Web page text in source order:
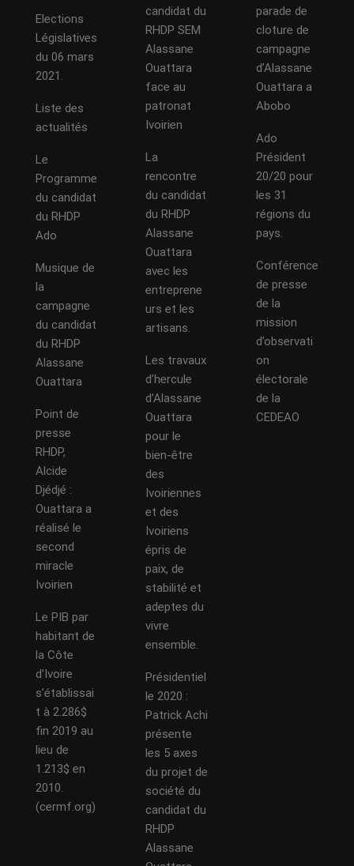
Elections
Législatives
du 06 mars
2021.
Liste des
actualités
Le
Programme
du candidat
du RHDP
Ado
Musique de
la
campagne
du candidat
du RHDP
Alassane
Ouattara
Point de
presse
RHDP,
Alcide
Djédjé :
Ouattara a
réalisé le
second
miracle
Ivoirien
Le PIB par
habitant de
la Côte
d’Ivoire
s’établissai
t à 2.286$
fin 2019 au
lieu de
1.213$ en
2010.
(cermf.org)
candidat du
RHDP SEM
Alassane
Ouattara
face au
patronat
Ivoirien
La
rencontre
du candidat
du RHDP
Alassane
Ouattara
avec les
entreprene
urs et les
artisans.
Les travaux
d’hercule
d’Alassane
Ouattara
pour le
bien-être
des
Ivoiriennes
et des
Ivoiriens
épris de
paix, de
stabilité et
adeptes du
vivre
ensemble.
Présidentiel
le 2020 :
Patrick Achi
présente
les 5 axes
du projet de
société du
candidat du
RHDP
Alassane
parade de
cloture de
campagne
d’Alassane
Ouattara a
Abobo
Ado
Président
20/20 pour
les 31
régions du
pays.
Conférence
de presse
de la
mission
d’observati
on
électorale
de la
CEDEAO